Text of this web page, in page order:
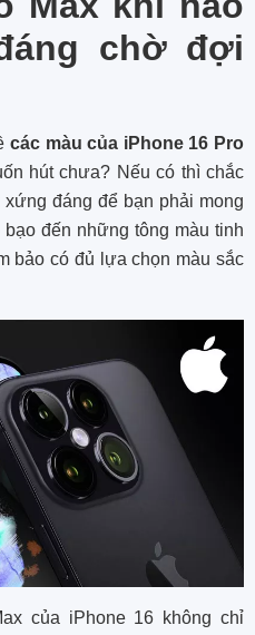
chờ đợi
các màu của iPhone 16 Pro
hút chưa? Nếu có thì chắc
đáng để bạn phải mong
đến những tông màu tinh
bảo có đủ lựa chọn màu sắc
của iPhone 16 không chỉ